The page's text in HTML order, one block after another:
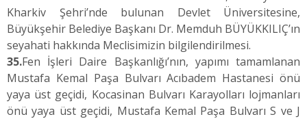
Kharkiv Şehri’nde bulunan Devlet Üniversitesine,
Büyükşehir Belediye Başkanı Dr. Memduh BÜYÜKKILIÇ’ın
seyahati hakkında Meclisimizin bilgilendirilmesi.
35.Fen İşleri Daire Başkanlığı’nın, yapımı tamamlanan
Mustafa Kemal Paşa Bulvarı Acıbadem Hastanesi önü
yaya üst geçidi, Kocasinan Bulvarı Karayolları lojmanları
önü yaya üst geçidi, Mustafa Kemal Paşa Bulvarı S ve J